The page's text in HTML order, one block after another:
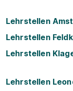
Lehrstellen
Lehrstellen
Lehrstellen
Lehrstellen